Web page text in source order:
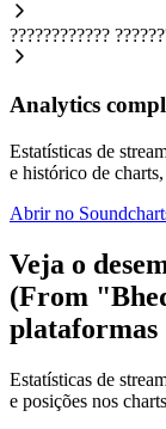
????????????
Analytics
Estatísticas de
e histórico de
Abrir no
Veja o
(From
plataformas
Estatísticas de
e posições nos